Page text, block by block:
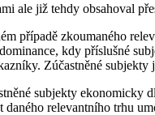
ale již tehdy obsahoval
případě zkoumaného
kdy příslušné
Zúčastněné subjekty
subjekty ekonomicky
daného relevantního trhu